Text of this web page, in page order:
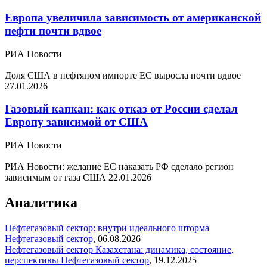
Европа увеличила зависимость от американской
нефти почти вдвое
РИА Новости
Доля США в нефтяном импорте ЕС выросла почти вдвое
27.01.2026
Газовый капкан: как отказ от России сделал
Европу зависимой от США
РИА Новости
РИА Новости: желание ЕС наказать РФ сделало регион
зависимым от газа США 22.01.2026
Аналитика
Нефтегазовый сектор: внутри идеального шторма
Нефтегазовый сектор, 06.08.2026
Нефтегазовый сектор Казахстана: динамика, состояние,
перспективы Нефтегазовый сектор, 19.12.2025